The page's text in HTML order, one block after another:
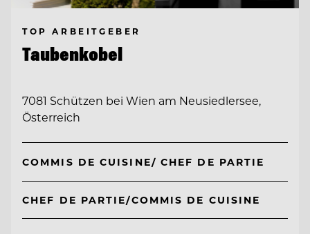
TOP ARBEITGEBER
Taubenkobel
7081 Schützen bei Wien am Neusiedlersee,
Österreich
COMMIS DE CUISINE/ CHEF DE PARTIE
CHEF DE PARTIE/COMMIS DE CUISINE